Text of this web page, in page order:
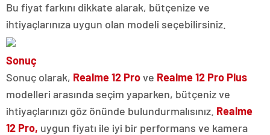
Bu fiyat farkını dikkate alarak, bütçenize ve
ihtiyaçlarınıza uygun olan modeli seçebilirsiniz.
Sonuç
Sonuç olarak, Realme 12 Prove Realme 12 Pro Plus
modelleri arasında seçim yaparken, bütçeniz ve
ihtiyaçlarınızı göz önünde bulundurmalısınız. Realme
12 Pro, uygun fiyatı ile iyi bir performans ve kamera